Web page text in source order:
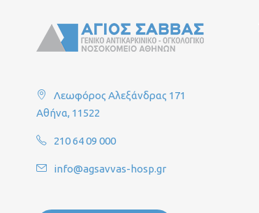
Λεωφόρος Αλεξάνδρας 171
Αθήνα, 11522
210 64 09 000
info@agsavvas-hosp.gr